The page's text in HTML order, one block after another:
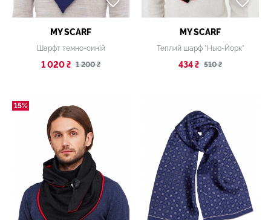
MY SCARF
Шарфт темно-синій
1 020 ₴ 1 200 ₴
MY SCARF
Теплий шарф "Нью-Йорк"
434 ₴ 510 ₴
15%